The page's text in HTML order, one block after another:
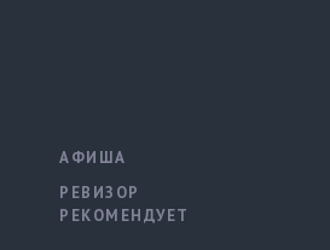
АФИША
РЕВИЗОР
РЕКОМЕНДУЕТ